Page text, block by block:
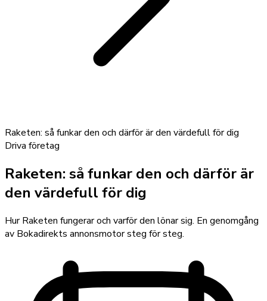
Raketen: så funkar den och därför är den värdefull för dig
Driva företag
Raketen: så funkar den och därför är
den värdefull för dig
Hur Raketen fungerar och varför den lönar sig. En genomgång
av Bokadirekts annonsmotor steg för steg.